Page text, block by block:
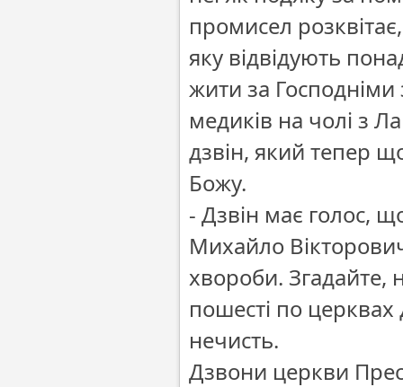
промисел
яку відвідують
жити за Господніми
медиків на чолі з
дзвін, який тепер
Божу.
- Дзвін має голос,
Михайло
хвороби. Згадайте,
пошесті по
нечисть.
Дзвони церкви